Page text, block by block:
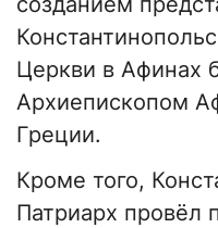
Церкви в Афинах
Архиепископом
Греции.
Кроме того,
Патриарх провёл